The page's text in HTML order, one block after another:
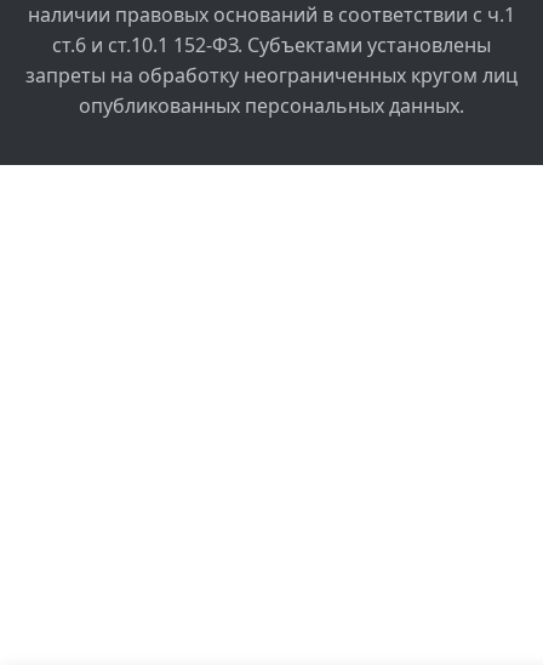
наличии правовых оснований в соответствии с ч.1
ст.6 и ст.10.1 152-ФЗ. Субъектами установлены
запреты на обработку неограниченных кругом лиц
опубликованных персональных данных.